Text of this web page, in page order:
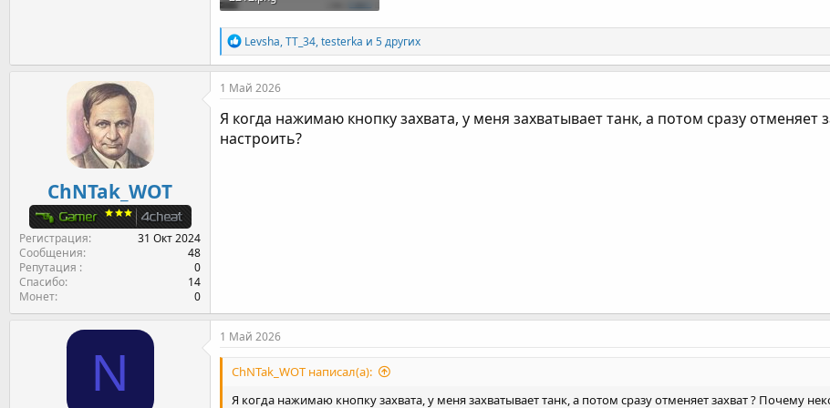
76.8 KB · Просмотры: 6
Р
е
а
к
и
и
:
Levsha,TT_34,testerka и 5 других
ChNTak_WOT
Регистрация
31 Окт 2024
Сообщения
48
Репутация
0
Спасибо
14
Монет
0
1 Май 2026
Я когда нажимаю кнопку захвата, у меня захватывает танк, а потом сразу отменяет
настроить?
N
1 Май 2026
ChNTak_WOT написал(а):
Я когда нажимаю кнопку захвата, у меня захватывает танк, а потом сразу отменяет захват ? Почему